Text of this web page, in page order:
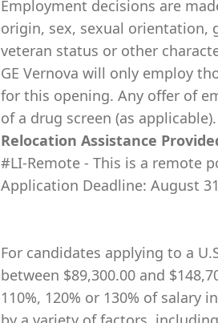
Employment decisions are
origin, sex, sexual orientation,
veteran status or other
GE Vernova will only employ
for this opening. Any offer of
of a drug screen (as applicable).
Relocation Assistance
#LI-Remote - This is a remote
Application Deadline: August
For candidates applying to a
between $89,300.00 and
110%, 120% or 130% of salary